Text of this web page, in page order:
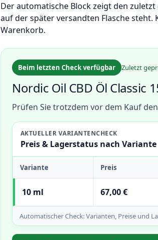
Der automatische Block zeigt den
auf der später versandten Flasche
Warenkorb.
Beim letzten Check verfügbar Zuletzt
Nordic Oil CBD Öl Classic
Prüfen Sie trotzdem vor dem Kauf
AKTUELLER VARIANTENCHECK
Preis & Lagerstatus nach Variante
Variante Preis
10 ml 67,00 €
Automatischer Check: Varianten, Preise und